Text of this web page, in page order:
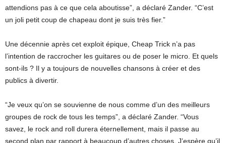
attendions pas à ce que cela aboutisse”, a déclaré Zander. “C’est
un joli petit coup de chapeau dont je suis très fier.”
Une décennie après cet exploit épique, Cheap Trick n’a pas
l’intention de raccrocher les guitares ou de poser le micro. Et quels
sont-ils ? Il y a toujours de nouvelles chansons à créer et des
publics à divertir.
“Je veux qu’on se souvienne de nous comme d’un des meilleurs
groupes de rock de tous les temps”, a déclaré Zander. “Vous
savez, le rock and roll durera éternellement, mais il passe au
second plan par rapport à beaucoup d’autres choses. J’espère qu’il